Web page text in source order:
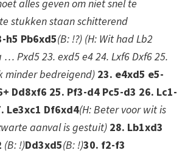
alles geven om niet snel te
stukken staan schitterend
h5 Pb6xd5(B: !?) (H: Wit had Lb2
… Pxd5 23. exd5 e4 24. Lxf6 Dxf6 25.
minder bedreigend) 23. e4xd5 e5-
Dd8xf6 25. Pf3-d4 Pc5-d3 26. Lc1-
Le3xc1 Df6xd4(H: Beter voor wit is
aanval is gestuit) 28. Lb1xd3
(B: !)Dd3xd5(B: !)30. f2-f3